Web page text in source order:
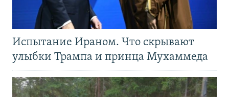
Испытание Ираном. Что скрывают
улыбки Трампа и принца Мухаммеда